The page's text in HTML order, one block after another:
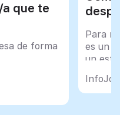
que te
de forma
Para
es un
un